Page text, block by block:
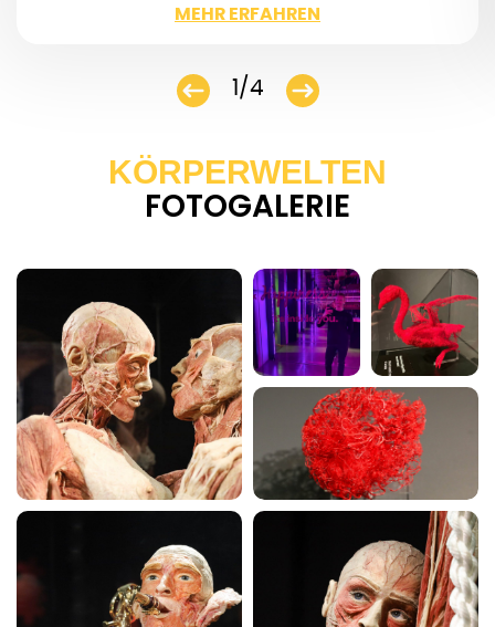
MEHR ERFAHREN
WENIGER
1/4
KÖRPERWELTEN
FOTOGALERIE